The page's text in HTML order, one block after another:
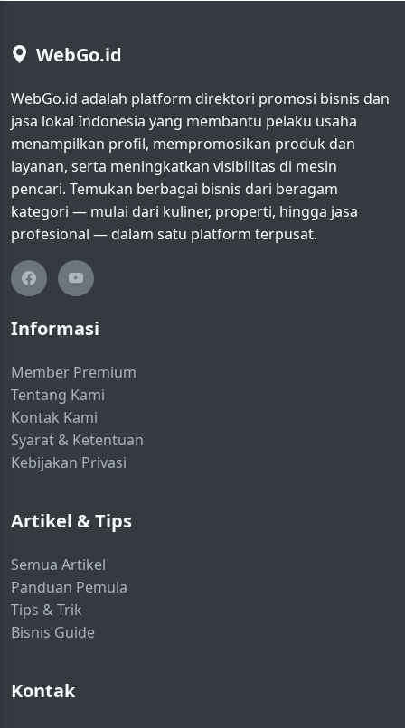
WebGo.id
WebGo.id adalah platform direktori promosi bisnis dan
jasa lokal Indonesia yang membantu pelaku usaha
menampilkan profil, mempromosikan produk dan
layanan, serta meningkatkan visibilitas di mesin
pencari. Temukan berbagai bisnis dari beragam
kategori — mulai dari kuliner, properti, hingga jasa
profesional — dalam satu platform terpusat.
Informasi
Member Premium
Tentang Kami
Kontak Kami
Syarat & Ketentuan
Kebijakan Privasi
Artikel & Tips
Semua Artikel
Panduan Pemula
Tips & Trik
Bisnis Guide
Kontak